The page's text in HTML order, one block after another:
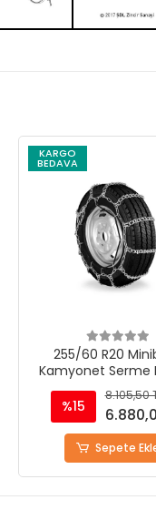
KARGO
BEDAVA
255/70 R18
Kamyonet Serme
Zinciri -
%15
8.105,50
Sepete